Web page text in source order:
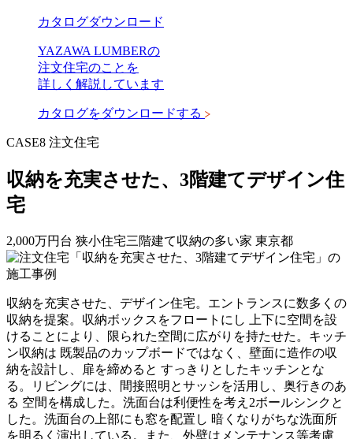
カタログダウンロード
YAZAWA LUMBERの
注文住宅のことを
詳しく解説しています
カタログをダウンロードする
CASE8 注文住宅
収納を充実させた、3階建てデザイン住
宅
2,000万円台 狭小住宅三階建て収納の多い家 東京都
収納を充実させた、デザイン住宅。エントランスに数多くの
収納を提案。収納ボックスをフロートにし 上下に空間を設
けることにより、限られた空間に広がりを持たせた。キッチ
ン収納は 既製品のカップボードではなく、壁面に造作の収
納を設計し、扉を締めると すっきりとしたキッチンとな
る。リビングには、間接照明とサッシを活用し、奥行きのあ
る 空間を構成した。洗面台は利便性を考え2ボールシンクと
した。洗面台の上部にも窓を配置し 暗くなりがちな洗面所
を明るく演出している。また、外壁はメンテナンス等考慮